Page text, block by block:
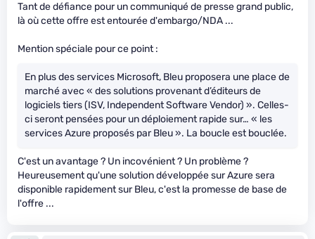
Tant de défiance pour un communiqué de presse grand public,
là où cette offre est entourée d'embargo/NDA ...
Mention spéciale pour ce point :
En plus des services Microsoft, Bleu proposera une place de
marché avec « des solutions provenant d’éditeurs de
logiciels tiers (ISV, Independent Software Vendor) ». Celles-
ci seront pensées pour un déploiement rapide sur… « les
services Azure proposés par Bleu ». La boucle est bouclée.
C'est un avantage ? Un incovénient ? Un problème ?
Heureusement qu'une solution développée sur Azure sera
disponible rapidement sur Bleu, c'est la promesse de base de
l'offre ...